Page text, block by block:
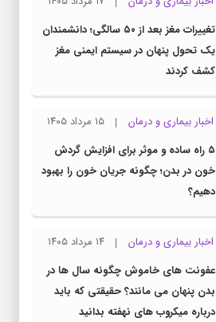
تغییرات مغز بعد از ۵۰ سالگی؛ دانشمندان
یک تحول پنهان در سیستم ایمنی مغز
کشف کردند
اخبار بیماری و درمان
۱۵ مرداد ۱۴۰۵
۵ راه ساده و موثر برای افزایش گردش
خون در بدن؛ چگونه جریان خون را بهبود
دهیم؟
اخبار بیماری و درمان
۱۴ مرداد ۱۴۰۵
عفونت های خاموش چگونه سال ها در
بدن پنهان می مانند؟ حقیقتی که باید
درباره میکروب های نهفته بدانید